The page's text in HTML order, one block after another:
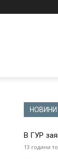
НОВИНИ
В ГУР
13 години